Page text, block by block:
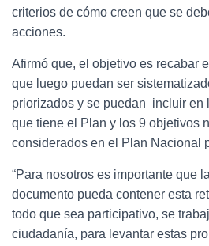
criterios de cómo creen que se
acciones.
Afirmó que, el objetivo es recabar
que luego puedan ser
priorizados y se puedan incluir en
que tiene el Plan y los 9 objetivos
considerados en el Plan Nacional
“Para nosotros es importante que
documento pueda contener esta
todo que sea participativo, se
ciudadanía, para levantar estas